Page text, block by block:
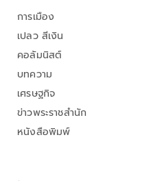
การเมือง
เปลว สีเงิน
คอลัมนิสต์
บทความ
เศรษฐกิจ
ข่าวพระราชสำนัก
หนังสือพิมพ์